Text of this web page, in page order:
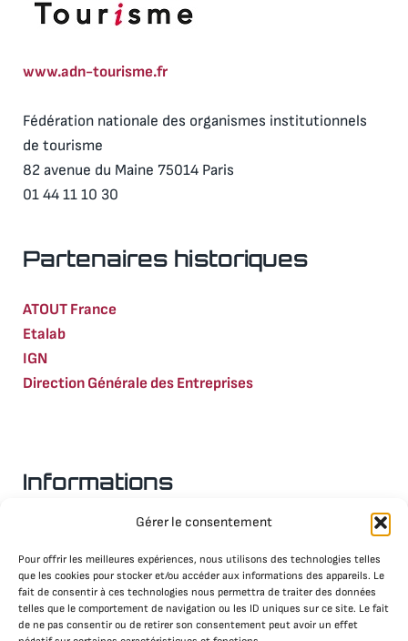
Gérer le consentement
Pour offrir les meilleures expériences, nous utilisons des technologies telles
que les cookies pour stocker et/ou accéder aux informations des appareils. Le
fait de consentir à ces technologies nous permettra de traiter des données
telles que le comportement de navigation ou les ID uniques sur ce site. Le fait
de ne pas consentir ou de retirer son consentement peut avoir un effet
www.adn-tourisme.fr
Fédération nationale des organismes institutionnels
de tourisme
82 avenue du Maine 75014 Paris
01 44 11 10 30
Partenaires historiques
ATOUT France
Etalab
IGN
Direction Générale des Entreprises
Informations
Mentions légales
Politique RGPD & Cookies